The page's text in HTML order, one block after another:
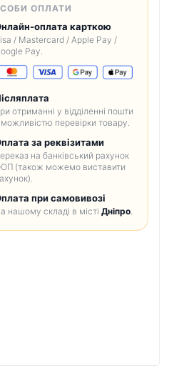
ОПЛАТИ
оплата карткою
/ Mastercard / Apple Pay /
Pay.
отриманні у відділенні пошти
можливістю перевірки товару.
за реквізитами
на банківський рахунок
(також можемо виставити
при самовивозі
нашому складі в містіДніпро.